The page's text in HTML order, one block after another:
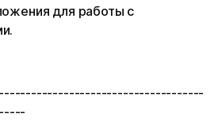
для работы с